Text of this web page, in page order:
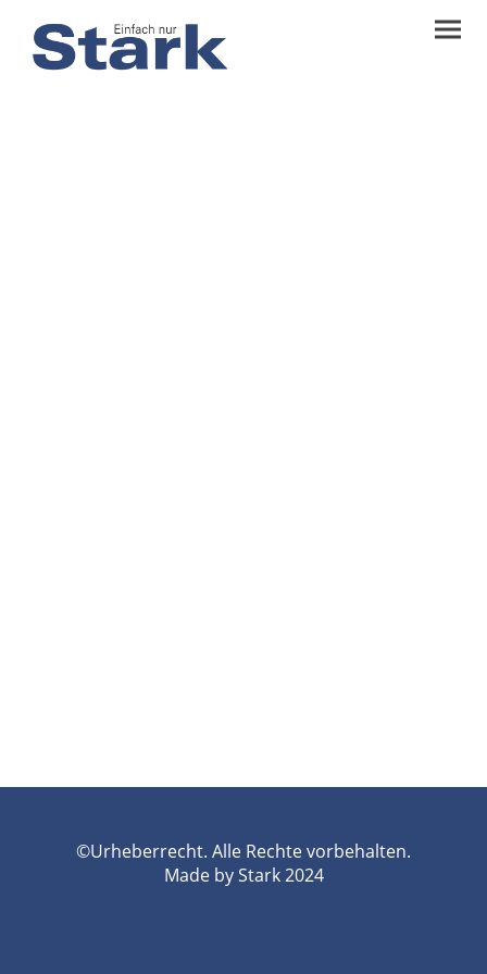
©Urheberrecht. Alle Rechte vorbehalten.
Made by Stark 2024